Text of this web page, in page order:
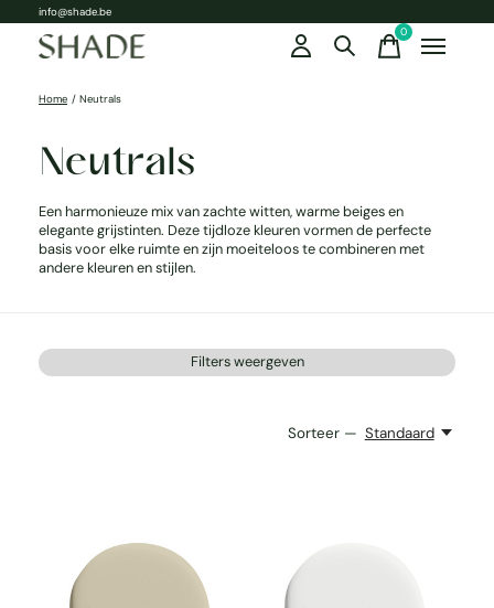
info@shade.be
0items
Home / Neutrals
Neutrals
Een harmonieuze mix van zachte witten, warme beiges en
elegante grijstinten. Deze tijdloze kleuren vormen de perfecte
basis voor elke ruimte en zijn moeiteloos te combineren met
andere kleuren en stijlen.
Filters weergeven
Sorteer — Standaard